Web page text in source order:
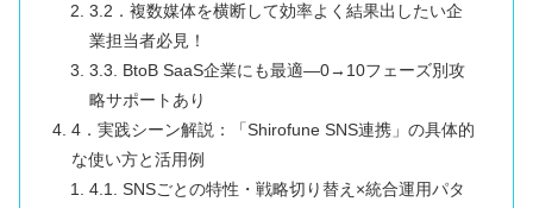
3.2．複数媒体を横断して効率よく結果出したい企
業担当者必見！
3.3. BtoB SaaS企業にも最適―0→10フェーズ別攻
略サポートあり
4．実践シーン解説：「Shirofune SNS連携」の具体的
な使い方と活用例
4.1. SNSごとの特性・戦略切り替え×統合運用パタ